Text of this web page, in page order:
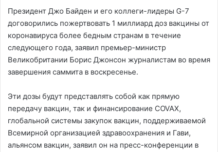
Президент Джо Байден и его коллеги-лидеры G-7
договорились пожертвовать 1 миллиард доз вакцины от
коронавируса более бедным странам в течение
следующего года, заявил премьер-министр
Великобритании Борис Джонсон журналистам во время
завершения саммита в воскресенье.
Эти дозы будут представлять собой как прямую
передачу вакцин, так и финансирование COVAX,
глобальной системы закупок вакцин, поддерживаемой
Всемирной организацией здравоохранения и Гави,
альянсом вакцин, заявил он на пресс-конференции в